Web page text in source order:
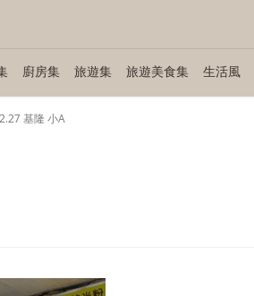
廚房集 旅遊集 旅遊美食集 生活風
基隆 小A